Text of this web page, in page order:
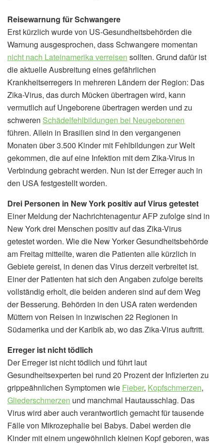
Reisewarnung für Schwangere
Erst kürzlich wurde von US-Gesundheitsbehörden die
Warnung ausgesprochen, dass Schwangere momentan
nicht nach Lateinamerika verreisen sollten. Grund dafür ist
die aktuelle Ausbreitung eines gefährlichen
Krankheitserregers in mehreren Ländern der Region: Das
Zika-Virus, das durch Mücken übertragen wird, kann
vermutlich auf Ungeborene übertragen werden und zu
schweren Schädelfehlbildungen bei Neugeborenen
führen. Allein in Brasilien sind in den vergangenen
Monaten über 3.500 Kinder mit Fehlbildungen zur Welt
gekommen, die auf eine Infektion mit dem Zika-Virus in
Verbindung gebracht werden. Nun ist der Erreger auch in
den USA festgestellt worden.
Drei Personen in New York positiv auf Virus getestet
Einer Meldung der Nachrichtenagentur AFP zufolge sind in
New York drei Menschen positiv auf das Zika-Virus
getestet worden. Wie die New Yorker Gesundheitsbehörde
am Freitag mitteilte, waren die Patienten alle kürzlich in
Gebiete gereist, in denen das Virus derzeit verbreitet ist.
Einer der Patienten hat sich den Angaben zufolge bereits
vollständig erholt, die beiden anderen sind auf dem Weg
der Besserung. Behörden in den USA raten werdenden
Müttern von Reisen in inzwischen 22 Regionen in
Südamerika und der Karibik ab, wo das Zika-Virus auftritt.
Erreger ist nicht tödlich
Der Erreger ist nicht tödlich und führt laut
Gesundheitsexperten bei rund 20 Prozent der Infizierten zu
grippeähnlichen Symptomen wie Fieber, Kopfschmerzen,
Gliederschmerzen und manchmal Hautausschlag. Das
Virus wird aber auch verantwortlich gemacht für tausende
Fälle von Mikrozephalie bei Babys. Dabei werden die
Kinder mit einem ungewöhnlich kleinen Kopf geboren, was